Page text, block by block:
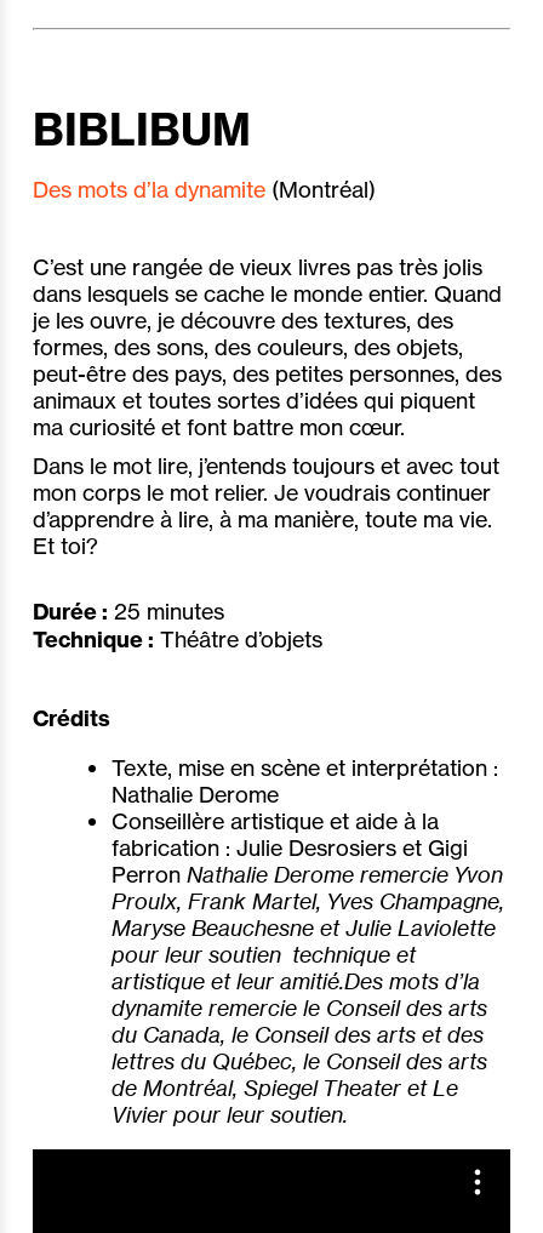
BIBLIBUM
Des mots d’la dynamite (Montréal)
C’est une rangée de vieux livres pas très jolis
dans lesquels se cache le monde entier. Quand
je les ouvre, je découvre des textures, des
formes, des sons, des couleurs, des objets,
peut-être des pays, des petites personnes, des
animaux et toutes sortes d’idées qui piquent
ma curiosité et font battre mon cœur.
Dans le mot lire, j’entends toujours et avec tout
mon corps le mot relier. Je voudrais continuer
d’apprendre à lire, à ma manière, toute ma vie.
Et toi?
Durée : 25 minutes
Technique : Théâtre d’objets
Crédits
Texte, mise en scène et interprétation :
Nathalie Derome
Conseillère artistique et aide à la
fabrication : Julie Desrosiers et Gigi
Perron Nathalie Derome remercie Yvon
Proulx, Frank Martel, Yves Champagne,
Maryse Beauchesne et Julie Laviolette
pour leur soutien technique et
artistique et leur amitié.Des mots d’la
dynamite remercie le Conseil des arts
du Canada, le Conseil des arts et des
lettres du Québec, le Conseil des arts
de Montréal, Spiegel Theater et Le
Vivier pour leur soutien.